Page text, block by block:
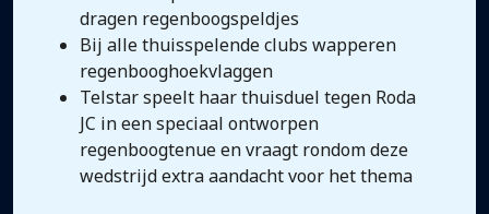
dragen regenboogspeldjes
Bij alle thuisspelende clubs wapperen
regenbooghoekvlaggen
Telstar speelt haar thuisduel tegen Roda
JC in een speciaal ontworpen
regenboogtenue en vraagt rondom deze
wedstrijd extra aandacht voor het thema